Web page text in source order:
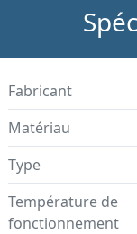
Fabricant
Matériau
Type
Température de
fonctionnement